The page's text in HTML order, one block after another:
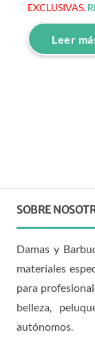
EXCLUSIVAS.
Leer
SOBRE
Damas y
materiales
para
belleza,
autónomos.